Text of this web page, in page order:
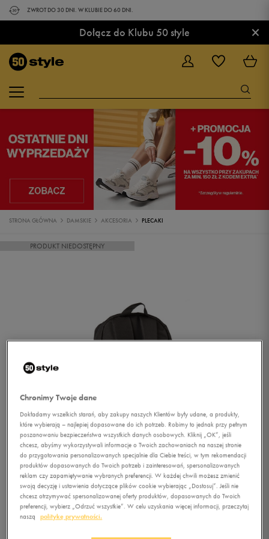
ZWROT DO 30 DNI. W KLUBIE DO 60 DNI.
Dołącz do Klubu 50 style ×
STRONA GŁÓWNA DAMSKIE AKCESORIA PLECAKI
PRODUKT NIEDOSTĘPNY
Chronimy Twoje dane
Dokładamy wszelkich starań, aby zakupy naszych Klientów były udane, a produkty,
które wybierają – najlepiej dopasowane do ich potrzeb. Robimy to jednak przy pełnym
poszanowaniu bezpieczeństwa wszystkich danych osobowych. Kliknij „OK”, jeśli
chcesz, abyśmy wykorzystywali informacje o Twoich zachowaniach na naszej stronie
do przygotowania personalizowanych specjalnie dla Ciebie treści, w tym rekomendacji
produktów dopasowanych do Twoich potrzeb i zainteresowań, spersonalizowanych
reklam czy zapamiętywanie wybranych preferencji. W każdej chwili możesz zmienić
swoją decyzję i ustawienia dotyczące plików cookie wybierając „Dostosuj”. Jeśli nie
chcesz otrzymywać spersonalizowanej oferty produktów, dopasowanych do Twoich
preferencji, wybierz „Odrzuć wszystkie”. W celu uzyskania więcej informacji, przeczytaj
naszą
politykę prywatności.